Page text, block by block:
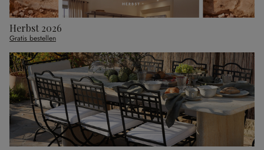
Herbst 2026
Gratis bestellen